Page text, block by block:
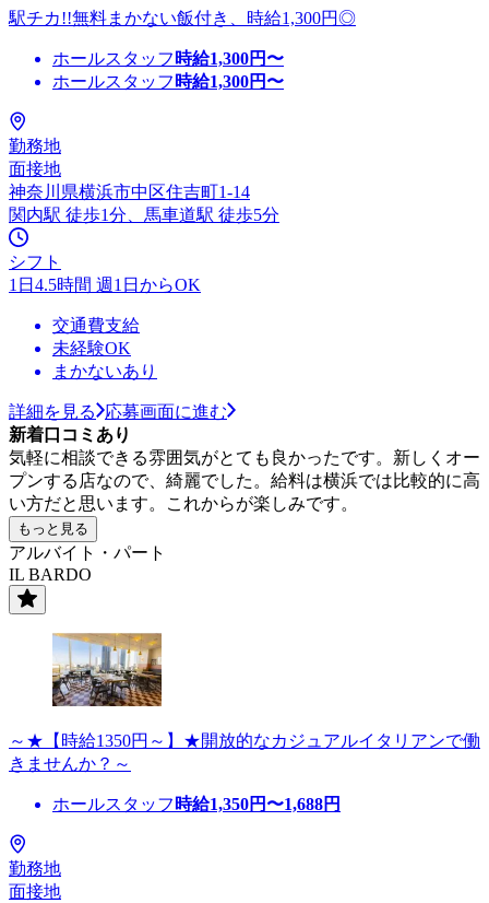
駅チカ!!無料まかない飯付き、時給1,300円◎
ホールスタッフ 時給1,300円〜
ホールスタッフ 時給1,300円〜
勤務地
面接地
神奈川県横浜市中区住吉町1-14
関内駅 徒歩1分、馬車道駅 徒歩5分
シフト
1日4.5時間 週1日からOK
交通費支給
未経験OK
まかないあり
詳細を見る
応募画面に進む
新着口コミあり
気軽に相談できる雰囲気がとても良かったです。新しくオー
プンする店なので、綺麗でした。給料は横浜では比較的に高
い方だと思います。これからが楽しみです。
もっと見る
アルバイト・パート
IL BARDO
～★【時給1350円～】★開放的なカジュアルイタリアンで働
きませんか？～
ホールスタッフ 時給1,350円〜1,688円
勤務地
面接地